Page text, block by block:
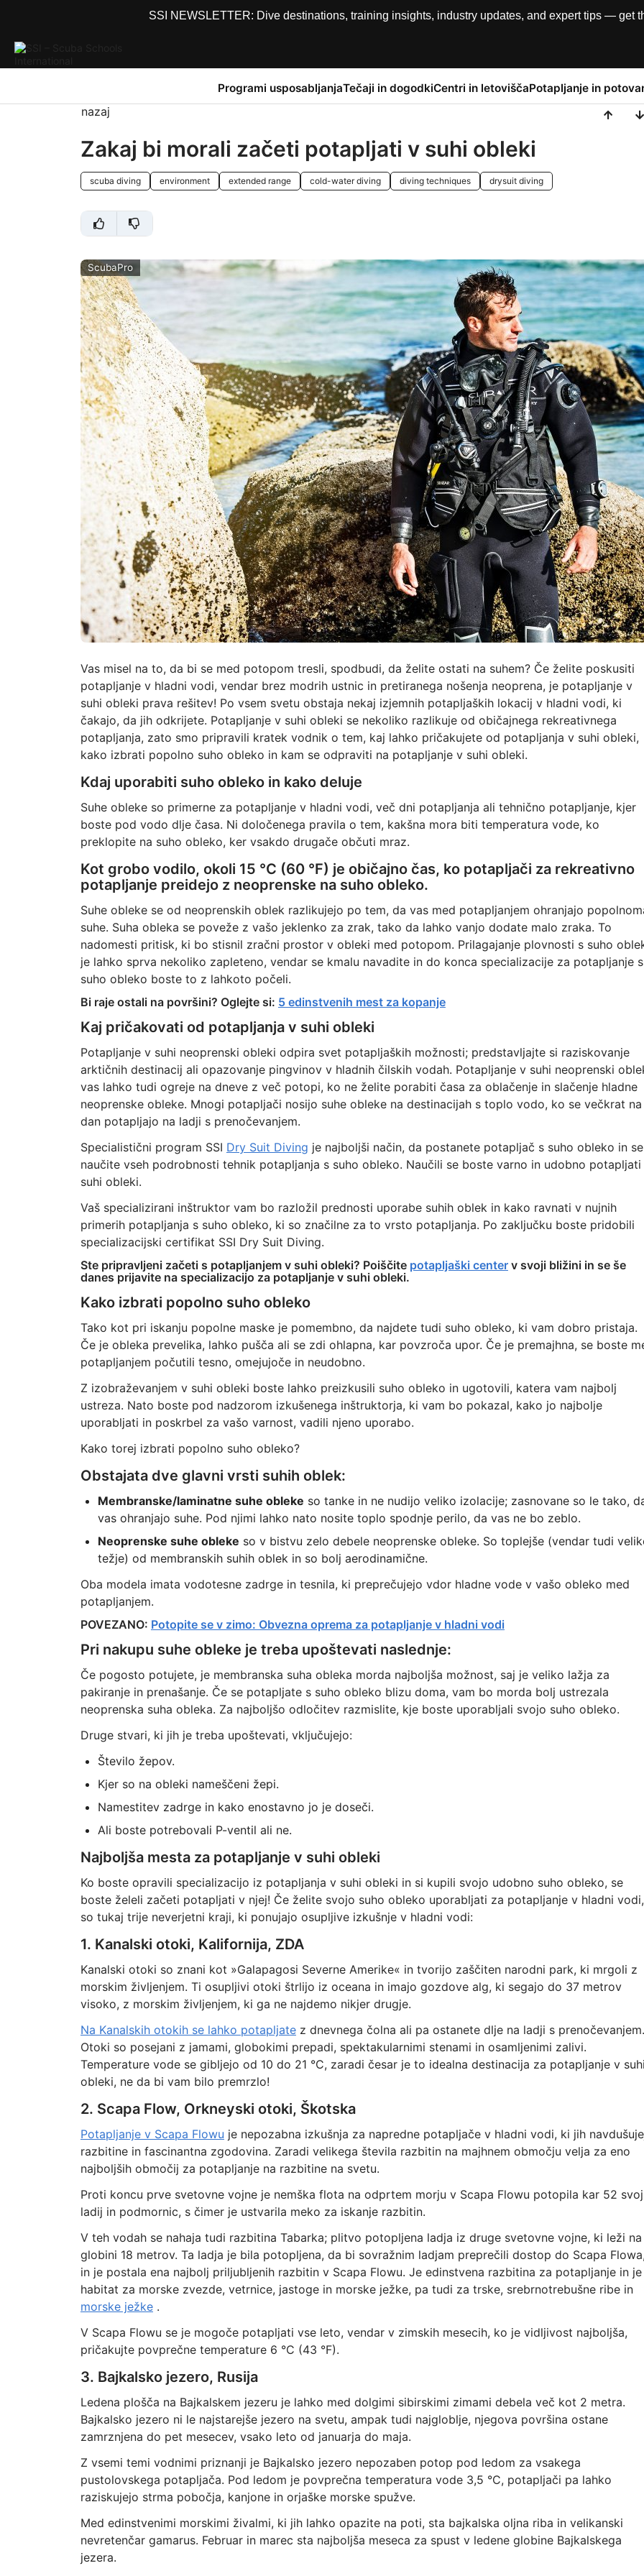
SSI NEWSLETTER: Dive destinations, training insights, industry updates, and expert tips — get
Programi usposabljanjaTečaji in dogodkiCentri in letoviščaPotapljanje in
nazaj
Zakaj bi morali začeti potapljati v suhi obleki
scuba diving environment extended range cold-water diving diving techniques drysuit diving
ScubaPro
Vas misel na to, da bi se med potopom tresli, spodbudi, da želite ostati na suhem? Če želite poskusiti
potapljanje v hladni vodi, vendar brez modrih ustnic in pretiranega nošenja neoprena, je potapljanje v
suhi obleki prava rešitev! Po vsem svetu obstaja nekaj izjemnih potapljaških lokacij v hladni vodi, ki
čakajo, da jih odkrijete. Potapljanje v suhi obleki se nekoliko razlikuje od običajnega rekreativnega
potapljanja, zato smo pripravili kratek vodnik o tem, kaj lahko pričakujete od potapljanja v suhi obleki,
kako izbrati popolno suho obleko in kam se odpraviti na potapljanje v suhi obleki.
Kdaj uporabiti suho obleko in kako deluje
Suhe obleke so primerne za potapljanje v hladni vodi, več dni potapljanja ali tehnično potapljanje, kjer
boste pod vodo dlje časa. Ni določenega pravila o tem, kakšna mora biti temperatura vode, ko
preklopite na suho obleko, ker vsakdo drugače občuti mraz.
Kot grobo vodilo, okoli 15 °C (60 °F) je običajno čas, ko potapljači za rekreativno
potapljanje preidejo z neoprenske na suho obleko.
Suhe obleke se od neoprenskih oblek razlikujejo po tem, da vas med potapljanjem ohranjajo
suhe. Suha obleka se poveže z vašo jeklenko za zrak, tako da lahko vanjo dodate malo zraka. To
nadomesti pritisk, ki bo stisnil zračni prostor v obleki med potopom. Prilagajanje plovnosti s suho
je lahko sprva nekoliko zapleteno, vendar se kmalu navadite in do konca specializacije za potapljanje s
suho obleko boste to z lahkoto počeli.
Bi raje ostali na površini? Oglejte si: 5 edinstvenih mest za kopanje
Kaj pričakovati od potapljanja v suhi obleki
Potapljanje v suhi neoprenski obleki odpira svet potapljaških možnosti; predstavljajte si raziskovanje
arktičnih destinacij ali opazovanje pingvinov v hladnih čilskih vodah. Potapljanje v suhi neoprenski
vas lahko tudi ogreje na dneve z več potopi, ko ne želite porabiti časa za oblačenje in slačenje hladne
neoprenske obleke. Mnogi potapljači nosijo suhe obleke na destinacijah s toplo vodo, ko se večkrat na
dan potapljajo na ladji s prenočevanjem.
Specialistični program SSI Dry Suit Diving je najboljši način, da postanete potapljač s suho obleko in se
naučite vseh podrobnosti tehnik potapljanja s suho obleko. Naučili se boste varno in udobno potapljati
suhi obleki.
Vaš specializirani inštruktor vam bo razložil prednosti uporabe suhih oblek in kako ravnati v nujnih
primerih potapljanja s suho obleko, ki so značilne za to vrsto potapljanja. Po zaključku boste pridobili
specializacijski certifikat SSI Dry Suit Diving.
Ste pripravljeni začeti s potapljanjem v suhi obleki? Poiščite potapljaški centerv svoji bližini in se še
danes prijavite na specializacijo za potapljanje v suhi obleki.
Kako izbrati popolno suho obleko
Tako kot pri iskanju popolne maske je pomembno, da najdete tudi suho obleko, ki vam dobro pristaja.
Če je obleka prevelika, lahko pušča ali se zdi ohlapna, kar povzroča upor. Če je premajhna, se boste
potapljanjem počutili tesno, omejujoče in neudobno.
Z izobraževanjem v suhi obleki boste lahko preizkusili suho obleko in ugotovili, katera vam najbolj
ustreza. Nato boste pod nadzorom izkušenega inštruktorja, ki vam bo pokazal, kako jo najbolje
uporabljati in poskrbel za vašo varnost, vadili njeno uporabo.
Kako torej izbrati popolno suho obleko?
Obstajata dve glavni vrsti suhih oblek:
Membranske/laminatne suhe obleke so tanke in ne nudijo veliko izolacije; zasnovane so le tako,
vas ohranjajo suhe. Pod njimi lahko nato nosite toplo spodnje perilo, da vas ne bo zeblo.
Neoprenske suhe obleke so v bistvu zelo debele neoprenske obleke. So toplejše (vendar tudi
težje) od membranskih suhih oblek in so bolj aerodinamične.
Oba modela imata vodotesne zadrge in tesnila, ki preprečujejo vdor hladne vode v vašo obleko med
potapljanjem.
POVEZANO: Potopite se v zimo: Obvezna oprema za potapljanje v hladni vodi
Pri nakupu suhe obleke je treba upoštevati naslednje:
Če pogosto potujete, je membranska suha obleka morda najboljša možnost, saj je veliko lažja za
pakiranje in prenašanje. Če se potapljate s suho obleko blizu doma, vam bo morda bolj ustrezala
neoprenska suha obleka. Za najboljšo odločitev razmislite, kje boste uporabljali svojo suho obleko.
Druge stvari, ki jih je treba upoštevati, vključujejo:
Število žepov.
Kjer so na obleki nameščeni žepi.
Namestitev zadrge in kako enostavno jo je doseči.
Ali boste potrebovali P-ventil ali ne.
Najboljša mesta za potapljanje v suhi obleki
Ko boste opravili specializacijo iz potapljanja v suhi obleki in si kupili svojo udobno suho obleko, se
boste želeli začeti potapljati v njej! Če želite svojo suho obleko uporabljati za potapljanje v hladni vodi,
so tukaj trije neverjetni kraji, ki ponujajo osupljive izkušnje v hladni vodi:
1. Kanalski otoki, Kalifornija, ZDA
Kanalski otoki so znani kot »Galapagosi Severne Amerike« in tvorijo zaščiten narodni park, ki mrgoli z
morskim življenjem. Ti osupljivi otoki štrlijo iz oceana in imajo gozdove alg, ki segajo do 37 metrov
visoko, z morskim življenjem, ki ga ne najdemo nikjer drugje.
Na Kanalskih otokih se lahko potapljatez dnevnega čolna ali pa ostanete dlje na ladji s prenočevanjem.
Otoki so posejani z jamami, globokimi prepadi, spektakularnimi stenami in osamljenimi zalivi.
Temperature vode se gibljejo od 10 do 21 °C, zaradi česar je to idealna destinacija za potapljanje v
obleki, ne da bi vam bilo premrzlo!
2. Scapa Flow, Orkneyski otoki, Škotska
Potapljanje v Scapa Flowu je nepozabna izkušnja za napredne potapljače v hladni vodi, ki jih
razbitine in fascinantna zgodovina. Zaradi velikega števila razbitin na majhnem območju velja za eno
najboljših območij za potapljanje na razbitine na svetu.
Proti koncu prve svetovne vojne je nemška flota na odprtem morju v Scapa Flowu potopila kar 52
ladij in podmornic, s čimer je ustvarila meko za iskanje razbitin.
V teh vodah se nahaja tudi razbitina Tabarka; plitvo potopljena ladja iz druge svetovne vojne, ki leži na
globini 18 metrov. Ta ladja je bila potopljena, da bi sovražnim ladjam preprečili dostop do Scapa
in je postala ena najbolj priljubljenih razbitin v Scapa Flowu. Je edinstvena razbitina za potapljanje in je
habitat za morske zvezde, vetrnice, jastoge in morske ježke, pa tudi za trske, srebrnotrebušne ribe in
morske ježke.
V Scapa Flowu se je mogoče potapljati vse leto, vendar v zimskih mesecih, ko je vidljivost najboljša,
pričakujte povprečne temperature 6 °C (43 °F).
3. Bajkalsko jezero, Rusija
Ledena plošča na Bajkalskem jezeru je lahko med dolgimi sibirskimi zimami debela več kot 2 metra.
Bajkalsko jezero ni le najstarejše jezero na svetu, ampak tudi najgloblje, njegova površina ostane
zamrznjena do pet mesecev, vsako leto od januarja do maja.
Z vsemi temi vodnimi priznanji je Bajkalsko jezero nepozaben potop pod ledom za vsakega
pustolovskega potapljača. Pod ledom je povprečna temperatura vode 3,5 °C, potapljači pa lahko
raziskujejo strma pobočja, kanjone in orjaške morske spužve.
Med edinstvenimi morskimi živalmi, ki jih lahko opazite na poti, sta bajkalska oljna riba in velikanski
nevretenčar gamarus. Februar in marec sta najboljša meseca za spust v ledene globine Bajkalskega
jezera.